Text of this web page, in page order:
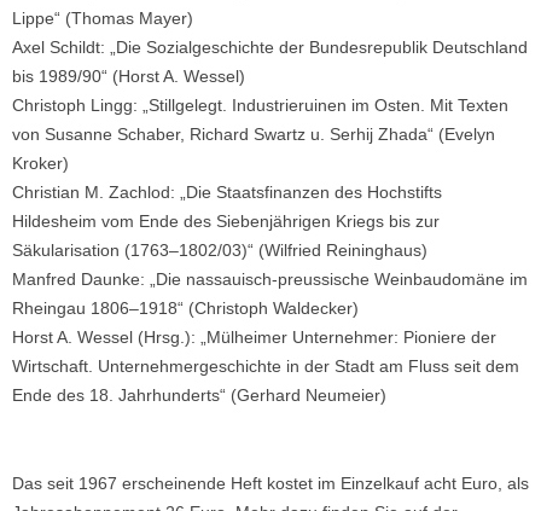
Lippe“ (Thomas Mayer)
Axel Schildt: „Die Sozialgeschichte der Bundesrepublik Deutschland
bis 1989/90“ (Horst A. Wessel)
Christoph Lingg: „Stillgelegt. Industrieruinen im Osten. Mit Texten
von Susanne Schaber, Richard Swartz u. Serhij Zhada“ (Evelyn
Kroker)
Christian M. Zachlod: „Die Staatsfinanzen des Hochstifts
Hildesheim vom Ende des Siebenjährigen Kriegs bis zur
Säkularisation (1763–1802/03)“ (Wilfried Reininghaus)
Manfred Daunke: „Die nassauisch-preussische Weinbaudomäne im
Rheingau 1806–1918“ (Christoph Waldecker)
Horst A. Wessel (Hrsg.): „Mülheimer Unternehmer: Pioniere der
Wirtschaft. Unternehmergeschichte in der Stadt am Fluss seit dem
Ende des 18. Jahrhunderts“ (Gerhard Neumeier)
Das seit 1967 erscheinende Heft kostet im Einzelkauf acht Euro, als